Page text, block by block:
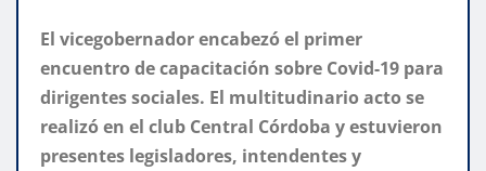
El vicegobernador encabezó el primer
encuentro de capacitación sobre Covid-19 para
dirigentes sociales. El multitudinario acto se
realizó en el club Central Córdoba y estuvieron
presentes legisladores, intendentes y